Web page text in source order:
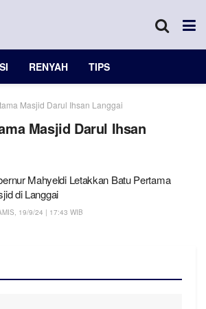
RENYAH TIPS
Masjid Darul Ihsan Langgai
Masjid Darul Ihsan
Mahyeldi Letakkan Batu Pertama
di Langgai
19/9/24 | 17:43 WIB